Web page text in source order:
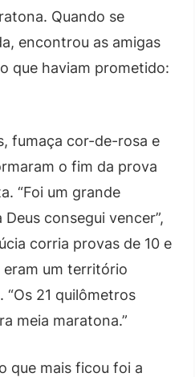
Quando se
encontrou as amigas
que haviam prometido:
fumaça cor-de-rosa e
o fim da prova
“Foi um grande
consegui vencer”,
corria provas de 10 e
eram um território
21 quilômetros
meia maratona.”
que mais ficou foi a